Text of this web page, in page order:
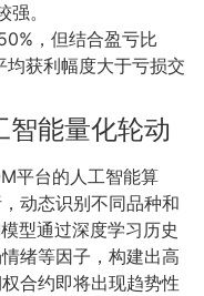
。
，但结合盈亏比
均获利幅度大于亏损交
智能量化轮动
平台的人工智能算
动态识别不同品种和
型通过深度学习历史
绪等因子，构建出高
合约即将出现趋势性